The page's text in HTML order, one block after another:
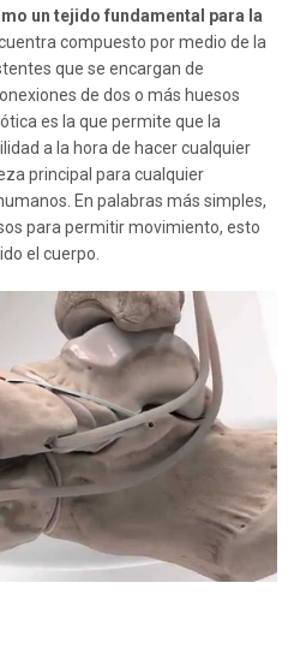
un tejido fundamental para la
compuesto por medio de la
que se encargan de
de dos o más huesos
es la que permite que la
a la hora de hacer cualquier
principal para cualquier
En palabras más simples,
para permitir movimiento, esto
el cuerpo.